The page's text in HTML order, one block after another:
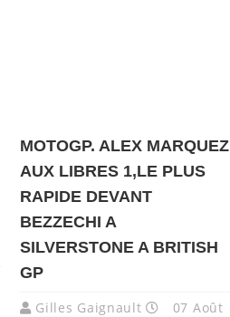
MOTOGP. ALEX MARQUEZ
AUX LIBRES 1,LE PLUS
RAPIDE DEVANT
BEZZECHI A
SILVERSTONE A BRITISH
GP
Gilles Gaignault
07 Août